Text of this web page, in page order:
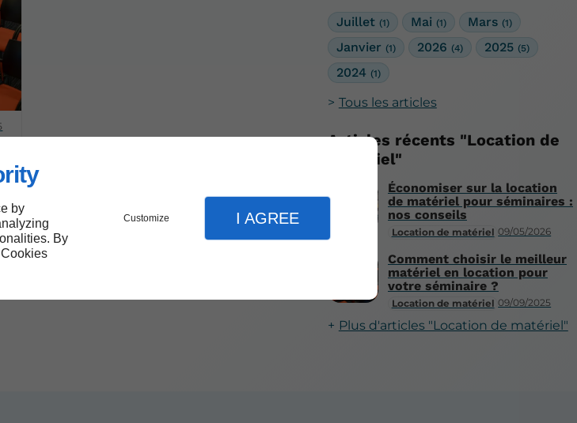
by
By
Customize I AGREE
Juillet (1) Mai (1) Mars (1)
Janvier (1) 2026 (4) 2025 (5)
2024 (1)
Tous les articles
Articles récents "Location de
matériel"
Location de matériel 09/05/2026
Économiser sur la location
de matériel pour séminaires :
nos conseils
Location de matériel 09/09/2025
Comment choisir le meilleur
matériel en location pour
votre séminaire ?
Plus d'articles "Location de matériel"